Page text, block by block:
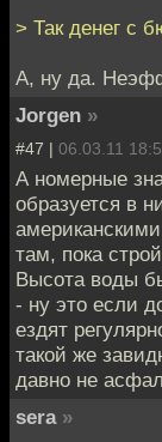
> Так денег с
А, ну да.
Jorgen »
#47 | 06.03.11
А номерные
образуется в
там, пока
Высота воды
- ну это если
ездят
такой же
давно не
sera »